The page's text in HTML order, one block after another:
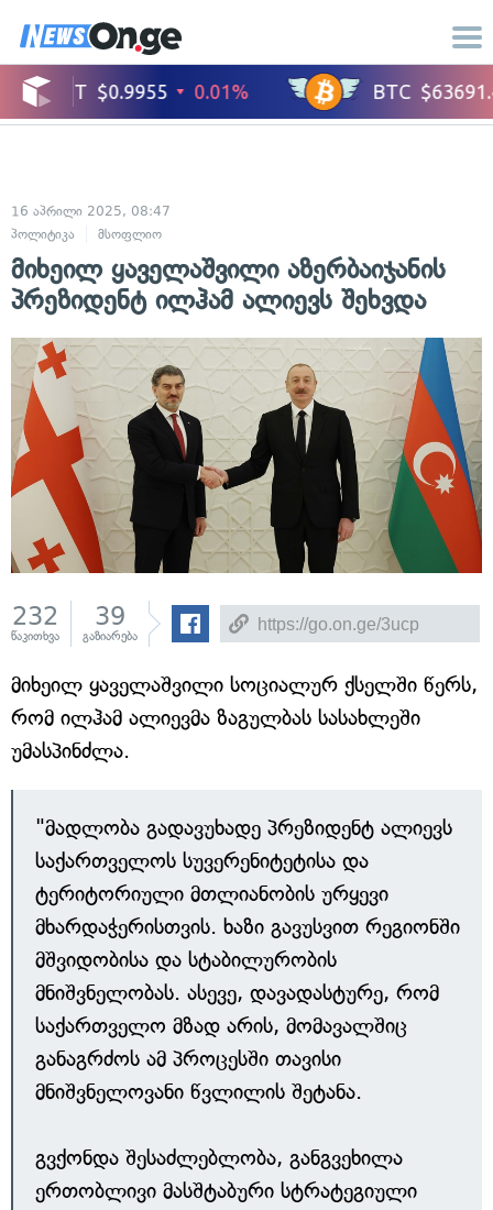
16 აპრილი 2025, 08:47
პოლიტიკა
მსოფლიო
მიხეილ ყაველაშვილი აზერბაიჯანის
პრეზიდენტ ილჰამ ალიევს შეხვდა
232
წაკითხვა
39
გაზიარება
მიხეილ ყაველაშვილი სოციალურ ქსელში წერს,
რომ ილჰამ ალიევმა ზაგულბას სასახლეში
უმასპინძლა.
"მადლობა გადავუხადე პრეზიდენტ ალიევს
საქართველოს სუვერენიტეტისა და
ტერიტორიული მთლიანობის ურყევი
მხარდაჭერისთვის. ხაზი გავუსვით რეგიონში
მშვიდობისა და სტაბილურობის
მნიშვნელობას. ასევე, დავადასტურე, რომ
საქართველო მზად არის, მომავალშიც
განაგრძოს ამ პროცესში თავისი
მნიშვნელოვანი წვლილის შეტანა.
გვქონდა შესაძლებლობა, განგვეხილა
ერთობლივი მასშტაბური სტრატეგიული